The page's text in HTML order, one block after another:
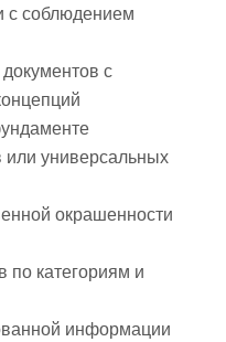
с соблюдением
с
универсальных
окрашенности
по категориям и
информации